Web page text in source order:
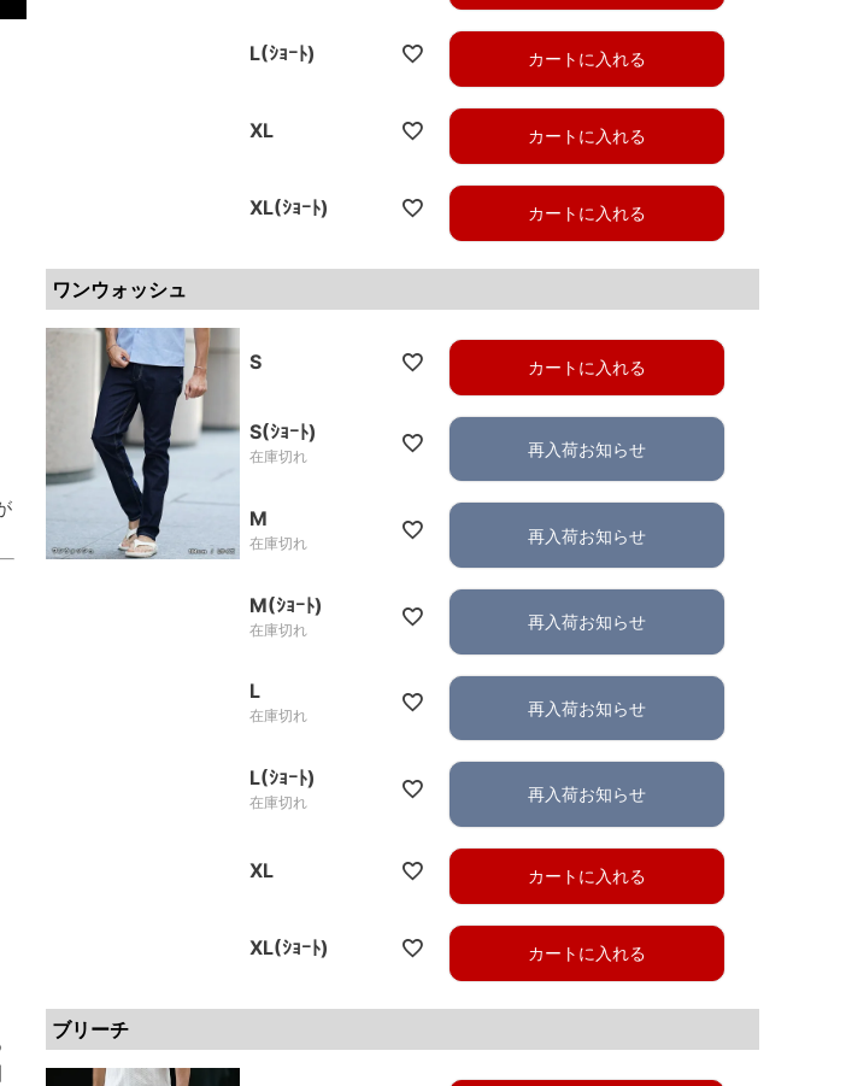
L(ｼｮｰﾄ) カートに入れる
XL カートに入れる
XL(ｼｮｰﾄ) カートに入れる
ワンウォッシュ
S カートに入れる
S(ｼｮｰﾄ)
在庫切れ 再入荷お知らせ
M
在庫切れ 再入荷お知らせ
M(ｼｮｰﾄ)
在庫切れ 再入荷お知らせ
L
在庫切れ 再入荷お知らせ
L(ｼｮｰﾄ)
在庫切れ 再入荷お知らせ
XL カートに入れる
XL(ｼｮｰﾄ) カートに入れる
ブリーチ